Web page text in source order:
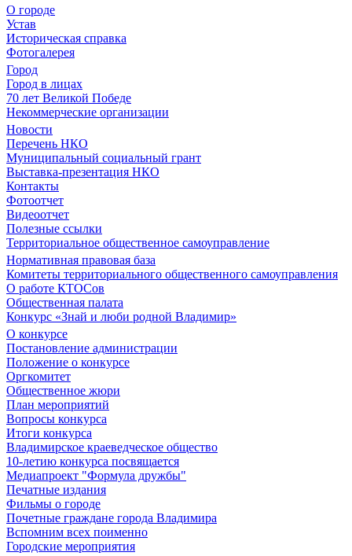
О городе
Устав
Историческая справка
Фотогалерея
Город
Город в лицах
70 лет Великой Победе
Некоммерческие организации
Новости
Перечень НКО
Муниципальный социальный грант
Выставка-презентация НКО
Контакты
Фотоотчет
Видеоотчет
Полезные ссылки
Территориальное общественное самоуправление
Нормативная правовая база
Комитеты территориального общественного самоуправления
О работе КТОСов
Общественная палата
Конкурс «Знай и люби родной Владимир»
О конкурсе
Постановление администрации
Положение о конкурсе
Оргкомитет
Общественное жюри
План мероприятий
Вопросы конкурса
Итоги конкурса
Владимирское краеведческое общество
10-летию конкурса посвящается
Медиапроект "Формула дружбы"
Печатные издания
Фильмы о городе
Почетные граждане города Владимира
Вспомним всех поименно
Городские мероприятия